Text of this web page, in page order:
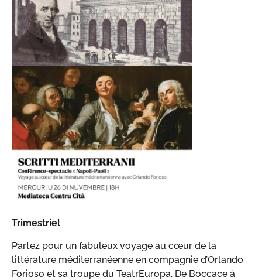
Trimestriel
Partez pour un fabuleux voyage au cœur de la
littérature méditerranéenne en compagnie d’Orlando
Forioso et sa troupe du TeatrEuropa. De Boccace à